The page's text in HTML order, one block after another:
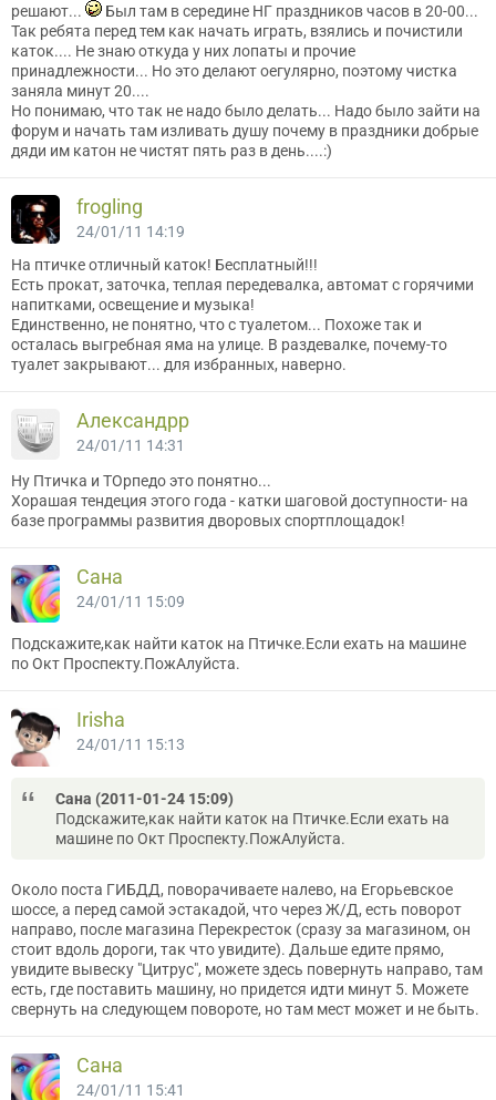
решают...
Был там в середине НГ праздников часов в 20-00...
Так ребята перед тем как начать играть, взялись и почистили
каток.... Не знаю откуда у них лопаты и прочие
принадлежности... Но это делают оегулярно, поэтому чистка
заняла минут 20....
Но понимаю, что так не надо было делать... Надо было зайти на
форум и начать там изливать душу почему в праздники добрые
дяди им катон не чистят пять раз в день....:)
frogling
24/01/11 14:19
На птичке отличный каток! Бесплатный!!!
Есть прокат, заточка, теплая передевалка, автомат с горячими
напитками, освещение и музыка!
Единственно, не понятно, что с туалетом... Похоже так и
осталась выгребная яма на улице. В раздевалке, почему-то
туалет закрывают... для избранных, наверно.
Александрр
24/01/11 14:31
Ну Птичка и ТОрпедо это понятно...
Хорашая тендеция этого года - катки шаговой доступности- на
базе программы развития дворовых спортплощадок!
Сана
24/01/11 15:09
Подскажите,как найти каток на Птичке.Если ехать на машине
по Окт Проспекту.ПожАлуйста.
Irisha
24/01/11 15:13
Сана (2011-01-24 15:09)
Подскажите,как найти каток на Птичке.Если ехать на
машине по Окт Проспекту.ПожАлуйста.
Около поста ГИБДД, поворачиваете налево, на Егорьевское
шоссе, а перед самой эстакадой, что через Ж/Д, есть поворот
направо, после магазина Перекресток (сразу за магазином, он
стоит вдоль дороги, так что увидите). Дальше едите прямо,
увидите вывеску "Цитрус", можете здесь повернуть направо, там
есть, где поставить машину, но придется идти минут 5. Можете
свернуть на следующем повороте, но там мест может и не быть.
Сана
24/01/11 15:41